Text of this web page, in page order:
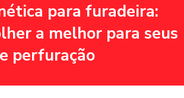
para furadeira:
a melhor para seus
perfuração